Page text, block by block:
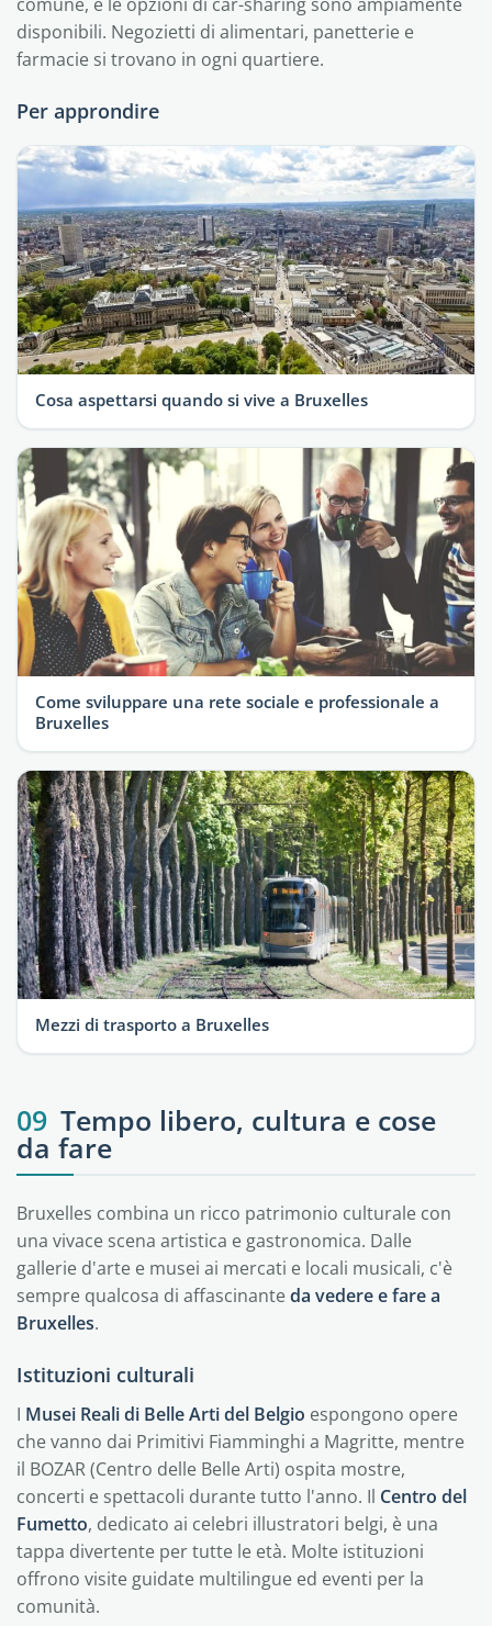
disponibili. Negozietti di alimentari, panetterie e
farmacie si trovano in ogni quartiere.
Per approndire
Cosa aspettarsi quando si vive a Bruxelles
Come sviluppare una rete sociale e professionale a
Bruxelles
Mezzi di trasporto a Bruxelles
09 Tempo libero, cultura e cose
da fare
Bruxelles combina un ricco patrimonio culturale con
una vivace scena artistica e gastronomica. Dalle
gallerie d'arte e musei ai mercati e locali musicali, c'è
sempre qualcosa di affascinanteda vedere e fare a
Bruxelles.
Istituzioni culturali
I Musei Reali di Belle Arti del Belgio espongono opere
che vanno dai Primitivi Fiamminghi a Magritte, mentre
il BOZAR (Centro delle Belle Arti) ospita mostre,
concerti e spettacoli durante tutto l'anno. Il Centro del
Fumetto, dedicato ai celebri illustratori belgi, è una
tappa divertente per tutte le età. Molte istituzioni
offrono visite guidate multilingue ed eventi per la
comunità.